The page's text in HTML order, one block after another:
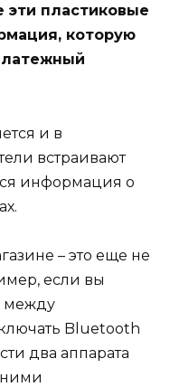
эти пластиковые
которую
и в
встраивают
информация о
– это еще не
если вы
между
Bluetooth
два аппарата
ними